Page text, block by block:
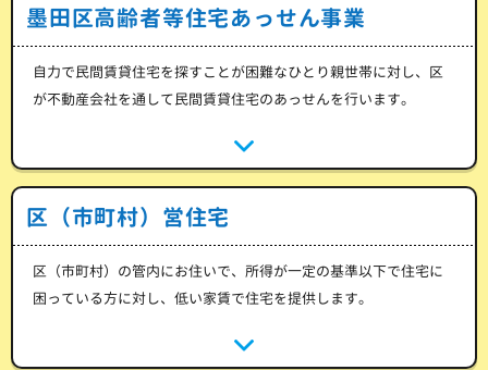
墨田区高齢者等住宅あっせん事業
自力で民間賃貸住宅を探すことが困難なひとり親世帯に対し、区
が不動産会社を通して民間賃貸住宅のあっせんを行います。
区（市町村）営住宅
区（市町村）の管内にお住いで、所得が一定の基準以下で住宅に
困っている方に対し、低い家賃で住宅を提供します。